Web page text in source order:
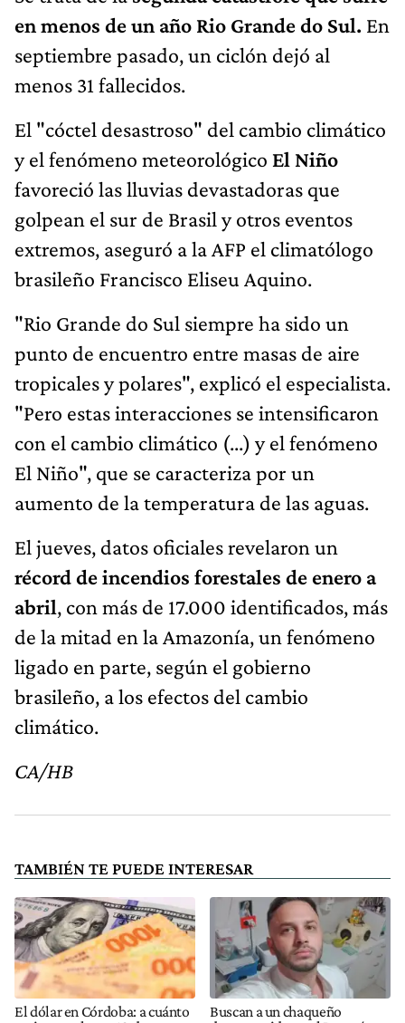
en menos de un año Rio Grande do Sul. En
septiembre pasado, un ciclón dejó al
menos 31 fallecidos.
El "cóctel desastroso" del cambio climático
y el fenómeno meteorológico El Niño
favoreció las lluvias devastadoras que
golpean el sur de Brasil y otros eventos
extremos, aseguró a la AFP el climatólogo
brasileño Francisco Eliseu Aquino.
"Rio Grande do Sul siempre ha sido un
punto de encuentro entre masas de aire
tropicales y polares", explicó el especialista.
"Pero estas interacciones se intensificaron
con el cambio climático (...) y el fenómeno
El Niño", que se caracteriza por un
aumento de la temperatura de las aguas.
El jueves, datos oficiales revelaron un
récord de incendios forestales de enero a
abril, con más de 17.000 identificados, más
de la mitad en la Amazonía, un fenómeno
ligado en parte, según el gobierno
brasileño, a los efectos del cambio
climático.
CA/HB
TAMBIÉN TE PUEDE INTERESAR
El dólar en Córdoba: a cuánto
Buscan a un chaqueño